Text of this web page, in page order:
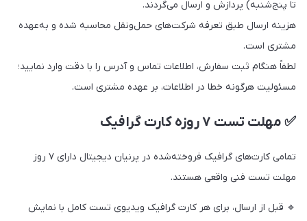
تا پنج‌شنبه) پردازش و ارسال می‌گردند.
هزینه ارسال طبق تعرفه شرکت‌های حمل‌ونقل محاسبه شده و به‌عهده
مشتری است.
لطفاً هنگام ثبت سفارش، اطلاعات تماس و آدرس را با دقت وارد نمایید؛
مسئولیت هرگونه خطا در اطلاعات، بر عهده مشتری است.
✅ مهلت تست ۷ روزه کارت گرافیک
تمامی کارت‌های گرافیک فروخته‌شده در پرنیان دیجیتال دارای ۷ روز
مهلت تست فنی واقعی هستند.
🔹 قبل از ارسال، برای هر کارت گرافیک ویدیوی تست کامل با نمایش